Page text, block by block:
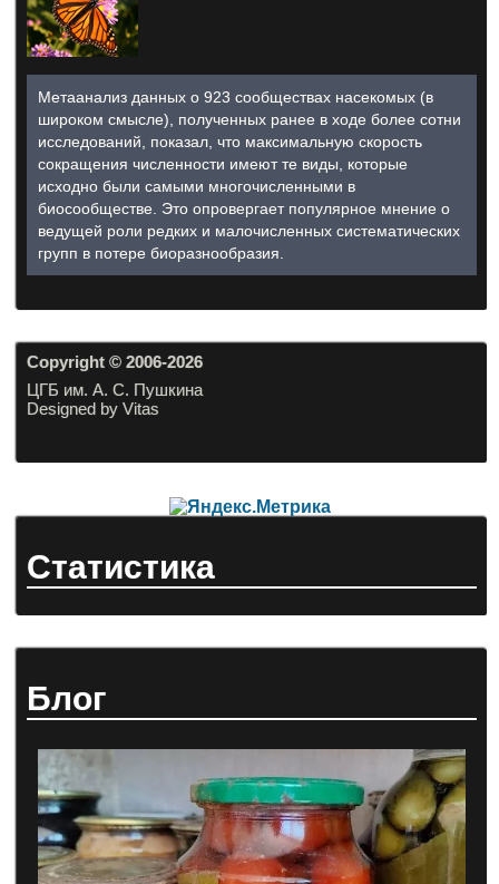
Метаанализ данных о 923 сообществах насекомых (в
широком смысле), полученных ранее в ходе более сотни
исследований, показал, что максимальную скорость
сокращения численности имеют те виды, которые
исходно были самыми многочисленными в
биосообществе. Это опровергает популярное мнение о
ведущей роли редких и малочисленных систематических
групп в потере биоразнообразия.
Copyright © 2006-2026
ЦГБ им. А. С. Пушкина
Designed by Vitas
Статистика
Блог